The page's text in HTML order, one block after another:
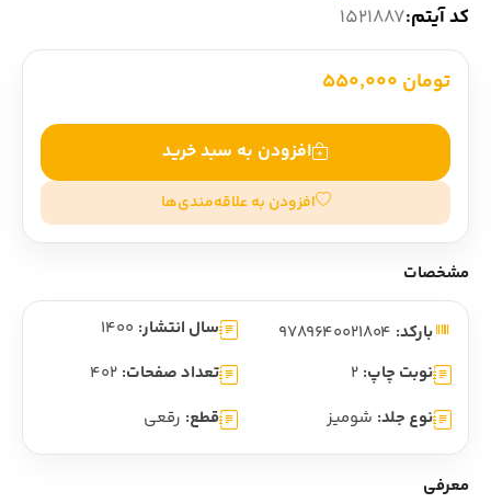
کد آیتم:1521887
تومان 550,000
افزودن به سبد خرید
افزودن به علاقه‌مندی‌ها
مشخصات
بارکد: سال انتشار: 1400
نوبت چاپ: 2 تعداد صفحات: 402
نوع جلد: شومیز قطع: رقعی
معرفی